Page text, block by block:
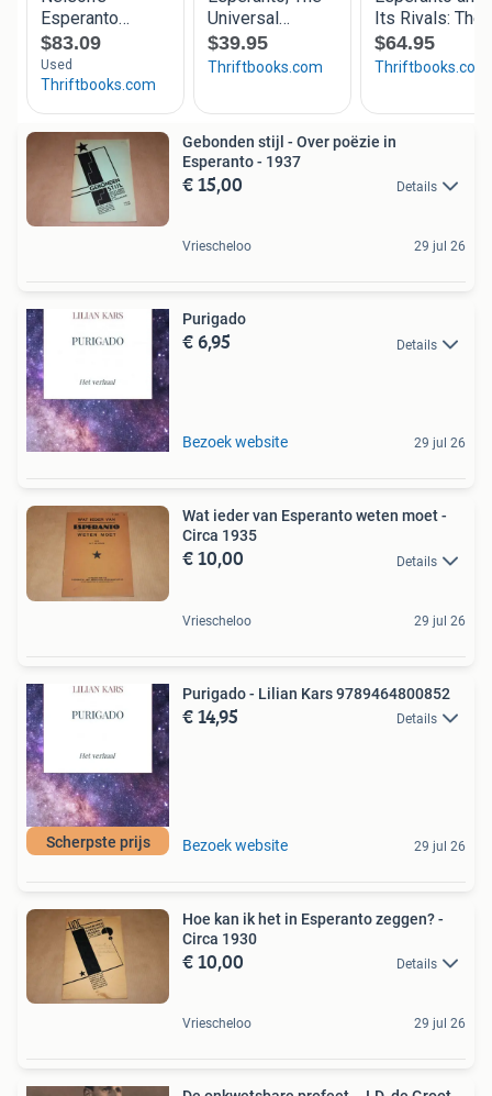
Gebonden stijl - Over poëzie in
Esperanto - 1937
€ 15,00 Details
Vriescheloo 29 jul 26
Purigado
€ 6,95 Details
Bezoek website 29 jul 26
Wat ieder van Esperanto weten moet -
Circa 1935
€ 10,00 Details
Vriescheloo 29 jul 26
Scherpste prijs
Purigado - Lilian Kars 9789464800852
€ 14,95 Details
Bezoek website 29 jul 26
Hoe kan ik het in Esperanto zeggen? -
Circa 1930
€ 10,00 Details
Vriescheloo 29 jul 26